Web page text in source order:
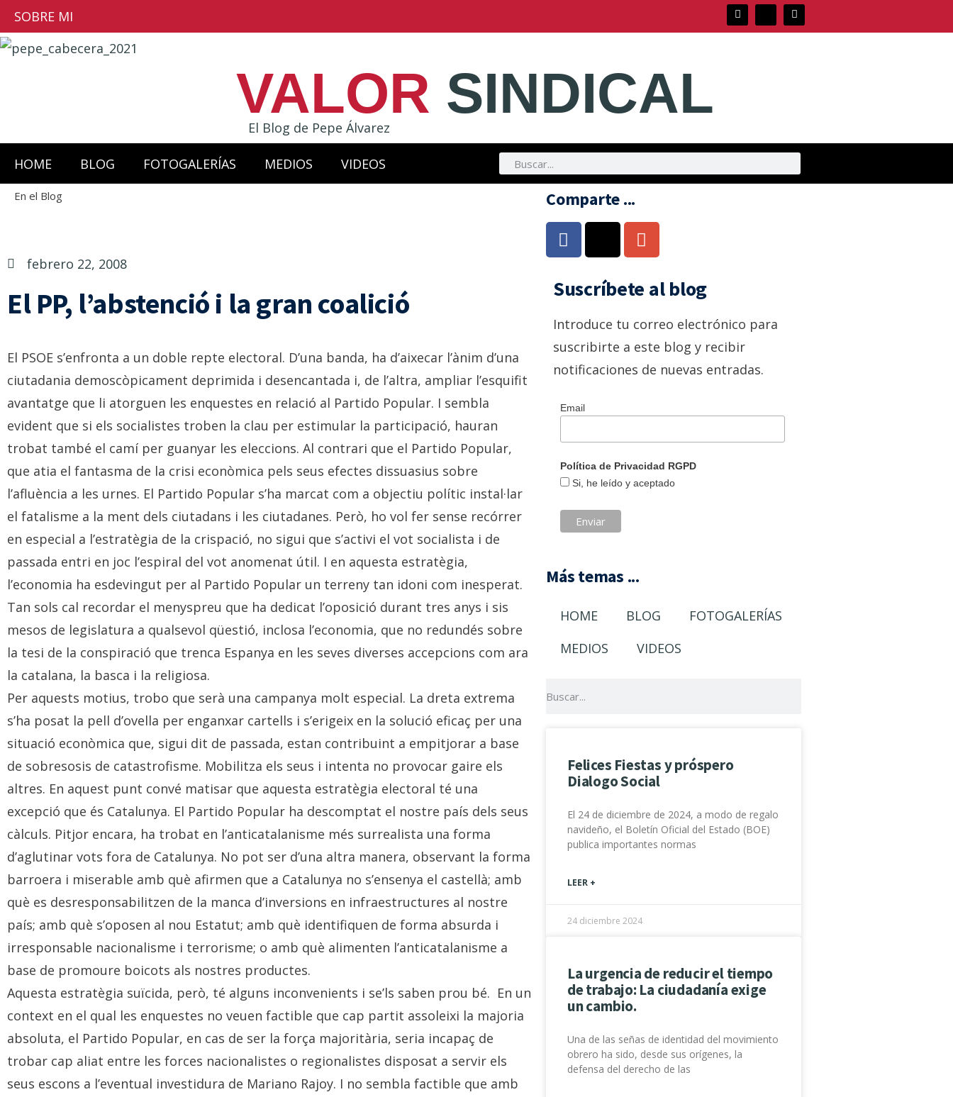
SOBRE MI
VALOR SINDICAL
El Blog de Pepe Álvarez
HOME BLOG FOTOGALERÍAS MEDIOS VIDEOS
En el Blog
febrero 22, 2008
El PP, l’abstenció i la gran coalició
El PSOE s’enfronta a un doble repte electoral. D’una banda, ha d’aixecar l’ànim d’una
ciutadania demoscòpicament deprimida i desencantada i, de l’altra, ampliar l’esquifit
avantatge que li atorguen les enquestes en relació al Partido Popular. I sembla
evident que si els socialistes troben la clau per estimular la participació, hauran
trobat també el camí per guanyar les eleccions. Al contrari que el Partido Popular,
que atia el fantasma de la crisi econòmica pels seus efectes dissuasius sobre
l’afluència a les urnes. El Partido Popular s’ha marcat com a objectiu polític instal·lar
el fatalisme a la ment dels ciutadans i les ciutadanes. Però, ho vol fer sense recórrer
en especial a l’estratègia de la crispació, no sigui que s’activi el vot socialista i de
passada entri en joc l’espiral del vot anomenat útil. I en aquesta estratègia,
l’economia ha esdevingut per al Partido Popular un terreny tan idoni com inesperat.
Tan sols cal recordar el menyspreu que ha dedicat l’oposició durant tres anys i sis
mesos de legislatura a qualsevol qüestió, inclosa l’economia, que no redundés sobre
la tesi de la conspiració que trenca Espanya en les seves diverses accepcions com ara
la catalana, la basca i la religiosa.
Per aquests motius, trobo que serà una campanya molt especial. La dreta extrema
s’ha posat la pell d’ovella per enganxar cartells i s’erigeix en la solució eficaç per una
situació econòmica que, sigui dit de passada, estan contribuint a empitjorar a base
de sobresosis de catastrofisme. Mobilitza els seus i intenta no provocar gaire els
altres. En aquest punt convé matisar que aquesta estratègia electoral té una
excepció que és Catalunya. El Partido Popular ha descomptat el nostre país dels seus
càlculs. Pitjor encara, ha trobat en l’anticatalanisme més surrealista una forma
d’aglutinar vots fora de Catalunya. No pot ser d’una altra manera, observant la forma
barroera i miserable amb què afirmen que a Catalunya no s’ensenya el castellà; amb
què es desresponsabilitzen de la manca d’inversions en infraestructures al nostre
país; amb què s’oposen al nou Estatut; amb què identifiquen de forma absurda i
irresponsable nacionalisme i terrorisme; o amb què alimenten l’anticatalanisme a
base de promoure boicots als nostres productes.
Aquesta estratègia suïcida, però, té alguns inconvenients i se’ls saben prou bé. En un
context en el qual les enquestes no veuen factible que cap partit assoleixi la majoria
absoluta, el Partido Popular, en cas de ser la força majoritària, seria incapaç de
trobar cap aliat entre les forces nacionalistes o regionalistes disposat a servir els
seus escons a l’eventual investidura de Mariano Rajoy. I no sembla factible que amb
Comparte ...
Suscríbete al blog
Introduce tu correo electrónico para
suscribirte a este blog y recibir
notificaciones de nuevas entradas.
Email
Política de Privacidad RGPD
Si, he leído y aceptado
Más temas ...
HOME BLOG
FOTOGALERÍAS
MEDIOS
VIDEOS
Felices Fiestas y próspero
Dialogo Social
El 24 de diciembre de 2024, a modo de regalo
navideño, el Boletín Oficial del Estado (BOE)
publica importantes normas
LEER +
24 diciembre 2024
La urgencia de reducir el tiempo
de trabajo: La ciudadanía exige
un cambio.
Una de las señas de identidad del movimiento
obrero ha sido, desde sus orígenes, la
defensa del derecho de las